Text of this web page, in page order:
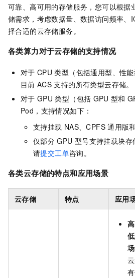
可靠、高可用的存储服务，您可以根据
储需求，考虑数据量、数据访问频率、
择合适的云存储服务。
各类算力对于云存储的支持情况
对于 CPU 类型（包括通用型、性
目前 ACS 支持的所有类型云存储。
对于 GPU 类型（包括 GPU 型和
Pod，支持情况如下：
支持挂载 NAS 、CPFS 通用版和
仅部分 GPU 型号支持挂载块存
请提交工单咨询。
各类云存储的特点和应用场景
云存储 特点 应用
高